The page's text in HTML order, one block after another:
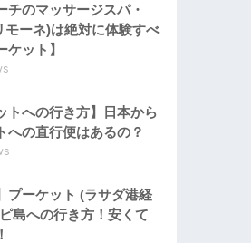
チのマッサージスパ・
モーネ)は絶対に体験すべ
ケット】
トへの行き方】日本から
への直行便はあるの？
プーケット (ラサダ港経
島への行き方！安くて